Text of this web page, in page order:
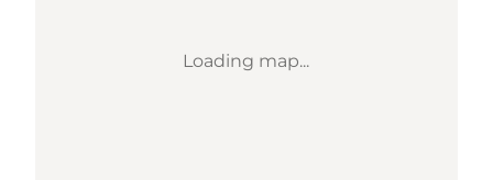
Loading map...